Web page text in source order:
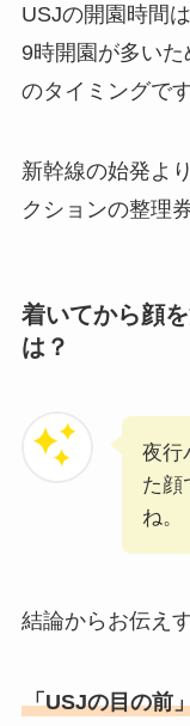
USJの開園時間
9時開園が多い
のタイミングです
新幹線の始発よ
クションの整理
着いてから顔
は？
夜行
た顔
ね。
結論からお伝え
「USJの目の前